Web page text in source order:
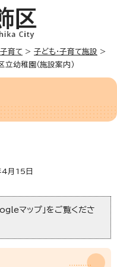
子育て > 子ども・子育て施設 >
立幼稚園（施設案内）
月15日
マップ」をご覧くださ